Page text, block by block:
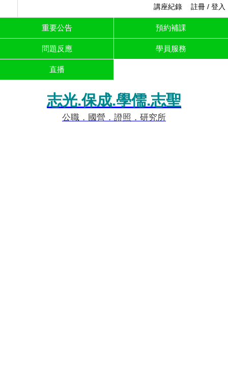
註冊 / 登入
講座紀錄
重要公告 預約補課
問題反應 學員服務
直播
志光.保成.學儒.志聖
公職．國營．證照．研究所